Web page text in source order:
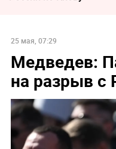
25 мая, 07:29
Медведев:
на разрыв с